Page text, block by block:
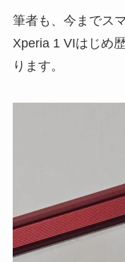
筆者も、今までス
Xperia 1 VIはじめ
ります。